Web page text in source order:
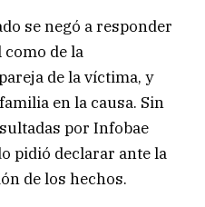
se negó a responder
de la
de la víctima, y
en la causa. Sin
por Infobae
pidió declarar ante la
de los hechos.